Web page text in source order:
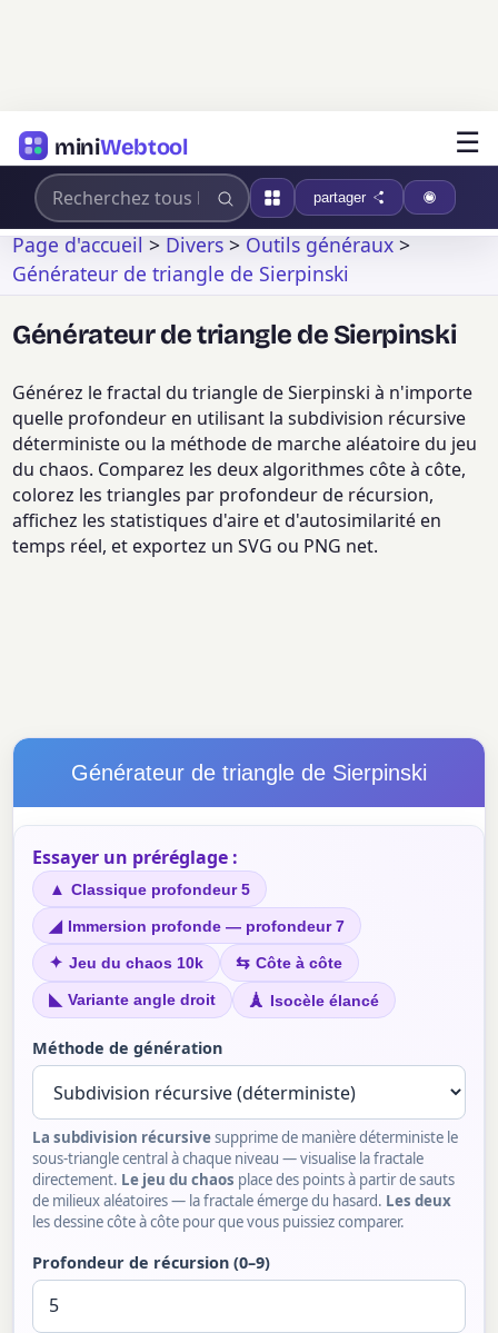
miniWebtool ☰
partager
Page d'accueil>Divers>Outils généraux>
Générateur de triangle de Sierpinski
Générateur de triangle de Sierpinski
Générez le fractal du triangle de Sierpinski à n'importe
quelle profondeur en utilisant la subdivision récursive
déterministe ou la méthode de marche aléatoire du jeu
du chaos. Comparez les deux algorithmes côte à côte,
colorez les triangles par profondeur de récursion,
affichez les statistiques d'aire et d'autosimilarité en
temps réel, et exportez un SVG ou PNG net.
Générateur de triangle de Sierpinski
Essayer un préréglage :
▲ Classique profondeur 5
◢ Immersion profonde — profondeur 7
✦ Jeu du chaos 10k ⇆ Côte à côte
◣ Variante angle droit 🗼 Isocèle élancé
Méthode de génération
La subdivision récursivesupprime de manière déterministe le
sous-triangle central à chaque niveau — visualise la fractale
directement. Le jeu du chaos place des points à partir de sauts
de milieux aléatoires — la fractale émerge du hasard. Les deux
les dessine côte à côte pour que vous puissiez comparer.
Profondeur de récursion (0–9)